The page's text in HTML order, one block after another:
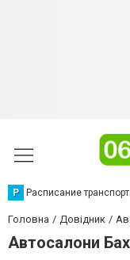
Р Расписание
Головна Довідник
Автосалони